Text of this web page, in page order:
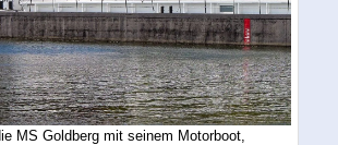
MS Goldberg mit seinem Motorboot,